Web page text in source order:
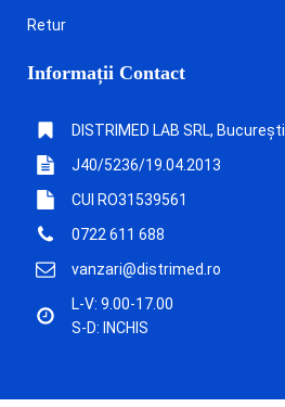
Retur
Informații Contact
DISTRIMED LAB SRL, București
J40/5236/19.04.2013
CUI RO31539561
0722 611 688
vanzari@distrimed.ro
L-V: 9.00-17.00
S-D: INCHIS